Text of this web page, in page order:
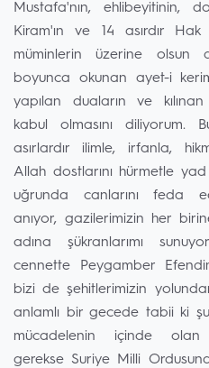
Mustafa'nın, ehlibeyitinin,
Kiram'ın ve 14 asırdır
müminlerin üzerine
boyunca okunan ayet-i
yapılan duaların ve
kabul olmasını
asırlardır ilimle, irfanla,
Allah dostlarını hürmetle
uğrunda canlarını feda
anıyor, gazilerimizin her
adına şükranlarımı
cennette Peygamber
bizi de şehitlerimizin
anlamlı bir gecede tabii ki
mücadelenin içinde olan
gerekse Suriye Milli